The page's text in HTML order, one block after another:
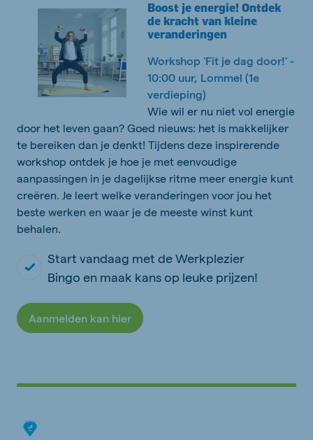
Boost je energie! Ontdek
de kracht van kleine
veranderingen
Workshop 'Fit je dag door!' -
10:00 uur, Lommel (1e
verdieping)
Wie wil er nu niet vol energie
door het leven gaan? Goed nieuws: het is makkelijker
te bereiken dan je denkt! Tijdens deze inspirerende
workshop ontdek je hoe je met eenvoudige
aanpassingen in je dagelijkse ritme meer energie kunt
creëren. Je leert welke veranderingen voor jou het
beste werken en waar je de meeste winst kunt
behalen.
Start vandaag met de Werkplezier
Bingo en maak kans op leuke prijzen!
Aanmelden kan hier